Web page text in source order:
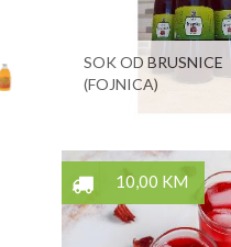
SOK OD BRUSNICE
(FOJNICA)
10,00 KM